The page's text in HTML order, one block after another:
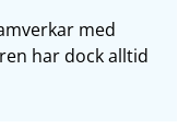
med
har dock alltid